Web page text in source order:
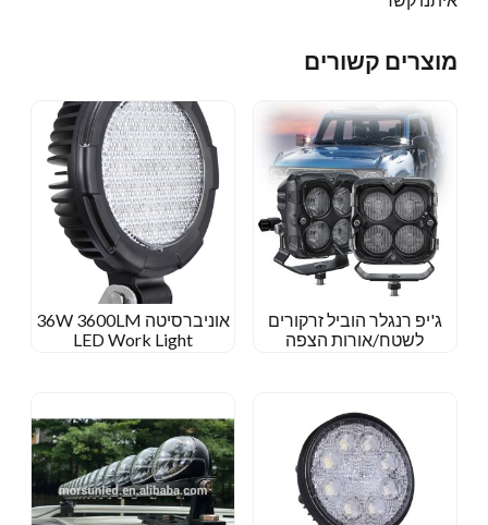
מוצרים קשורים
אוניברסיטה 36W 3600LM
LED Work Light
ג'יפ רנגלר הוביל זרקורים
לשטח/אורות הצפה